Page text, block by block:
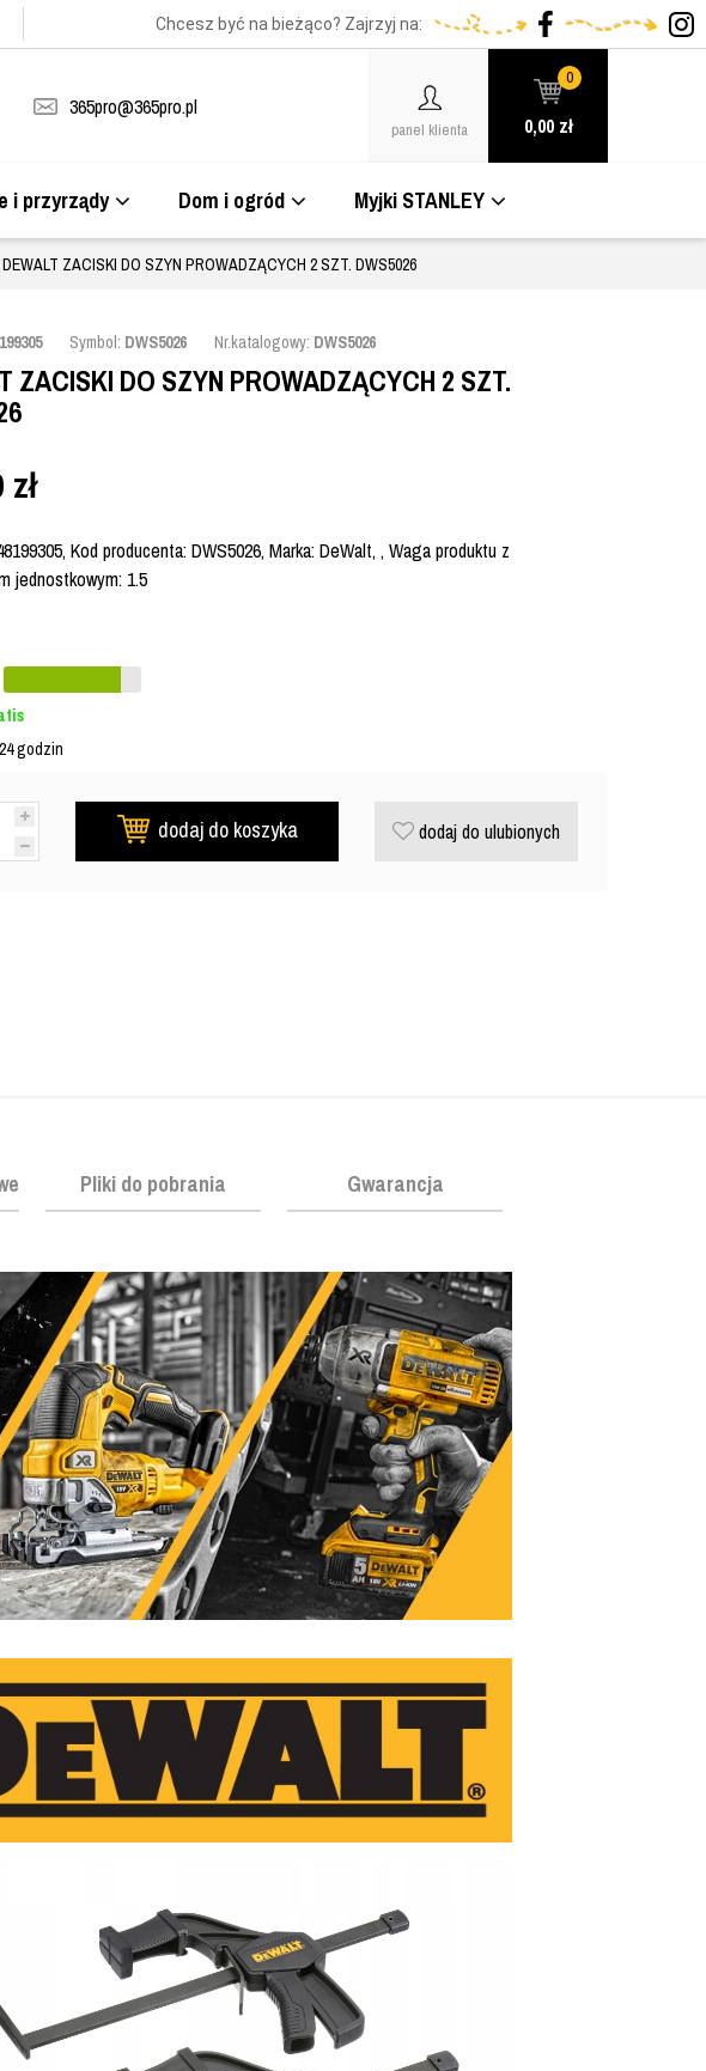
Chcesz być na bieżąco? Zajrzyj na:
365pro@365pro.pl
panel klienta
0
0,00 zł
i przyrządy Dom i ogród Myjki STANLEY
DEWALT ZACISKI DO SZYN PROWADZĄCYCH 2 SZT. DWS5026
Symbol: DWS5026 Nr.katalogowy: DWS5026
ZACISKI DO SZYN PROWADZĄCYCH 2 SZT.
zł
Kod producenta: DWS5026, Marka: DeWalt, , Waga produktu z
jednostkowym: 1.5
godzin
dodaj do koszyka dodaj do ulubionych
Pliki do pobrania Gwarancja